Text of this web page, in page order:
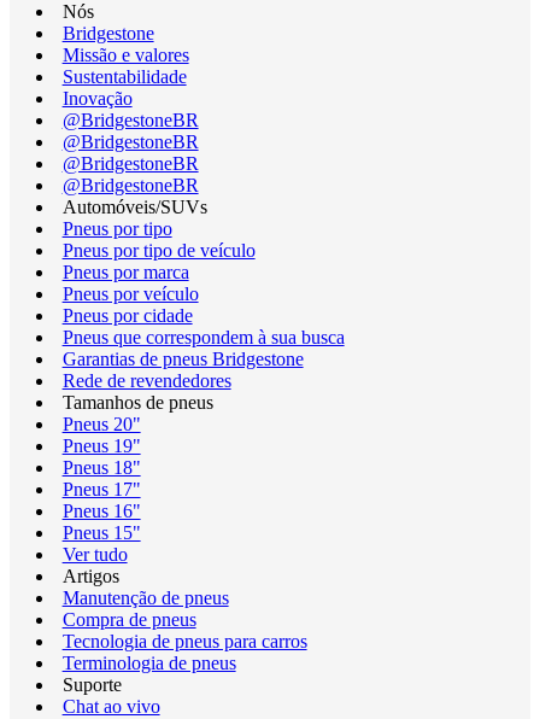
Nós
Bridgestone
Missão e valores
Sustentabilidade
Inovação
@BridgestoneBR
@BridgestoneBR
@BridgestoneBR
@BridgestoneBR
Automóveis/SUVs
Pneus por tipo
Pneus por tipo de veículo
Pneus por marca
Pneus por veículo
Pneus por cidade
Pneus que correspondem à sua busca
Garantias de pneus Bridgestone
Rede de revendedores
Tamanhos de pneus
Pneus 20"
Pneus 19"
Pneus 18"
Pneus 17"
Pneus 16"
Pneus 15"
Ver tudo
Artigos
Manutenção de pneus
Compra de pneus
Tecnologia de pneus para carros
Terminologia de pneus
Suporte
Chat ao vivo